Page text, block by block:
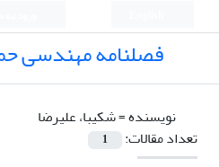
فصلنامه مهندسی
نویسنده =شکیبا، علیرضا
تعداد مقالات:
1